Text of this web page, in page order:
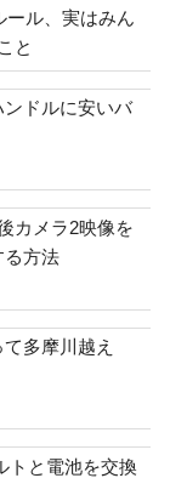
ール、実はみん
と
ドルに安いバ
カメラ2映像を
る方法
多摩川越え
トと電池を交換